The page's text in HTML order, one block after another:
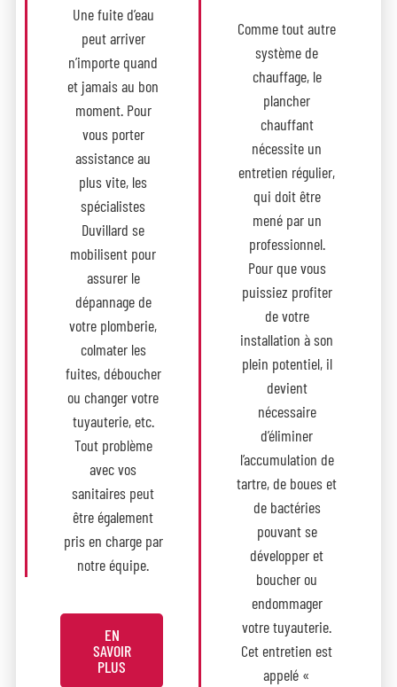
Une fuite d’eau
peut arriver
n’importe quand
et jamais au bon
moment. Pour
vous porter
assistance au
plus vite, les
spécialistes
Duvillard se
mobilisent pour
assurer le
dépannage de
votre plomberie,
colmater les
fuites, déboucher
ou changer votre
tuyauterie, etc.
Tout problème
avec vos
sanitaires peut
être également
pris en charge par
notre équipe.
EN
SAVOIR
PLUS
Comme tout autre
système de
chauffage, le
plancher
chauffant
nécessite un
entretien régulier,
qui doit être
mené par un
professionnel.
Pour que vous
puissiez profiter
de votre
installation à son
plein potentiel, il
devient
nécessaire
d’éliminer
l’accumulation de
tartre, de boues et
de bactéries
pouvant se
développer et
boucher ou
endommager
votre tuyauterie.
Cet entretien est
appelé «